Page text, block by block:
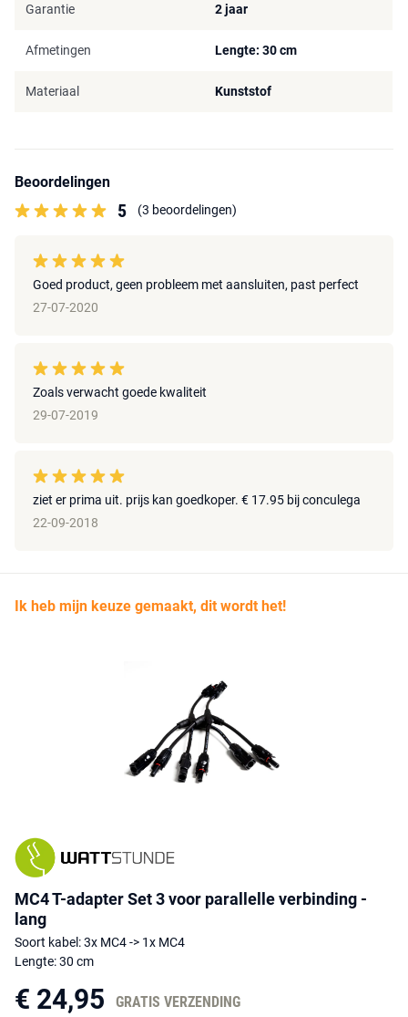
Garantie 2 jaar
Afmetingen Lengte: 30 cm
Materiaal Kunststof
Beoordelingen
5 (3 beoordelingen)
Goed product, geen probleem met aansluiten, past perfect
27-07-2020
Zoals verwacht goede kwaliteit
29-07-2019
ziet er prima uit. prijs kan goedkoper. € 17.95 bij conculega
22-09-2018
Ik heb mijn keuze gemaakt, dit wordt het!
MC4 T-adapter Set 3 voor parallelle verbinding -
lang
Soort kabel: 3x MC4 -> 1x MC4
Lengte: 30 cm
€ 24,95 GRATIS VERZENDING